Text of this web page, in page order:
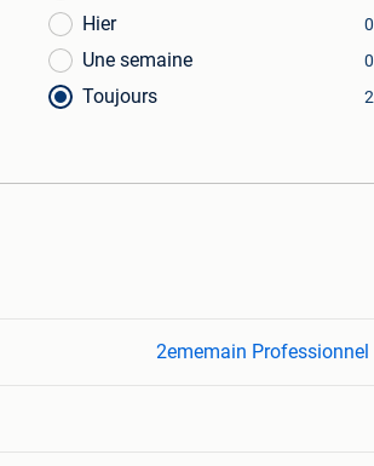
Hier 0
Une semaine 0
Toujours 2
2ememain Professionnel